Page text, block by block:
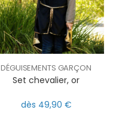
DÉGUISEMENTS GARÇON
Set chevalier, or
dès 49,90 €